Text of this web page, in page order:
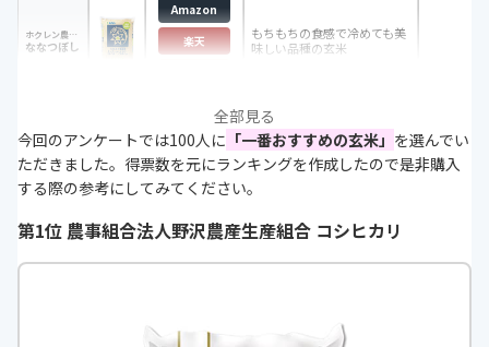
ホクレン農業協同組合連合会
ななつぼし
Amazon
楽天
もちもちの食感で冷めても美
味しい品種の玄米
全部見る
今回のアンケートでは100人に 「一番おすすめの玄米」 を選んでい
ただきました。得票数を元にランキングを作成したので是非購入
する際の参考にしてみてください。
第1位 農事組合法人野沢農産生産組合 コシヒカリ